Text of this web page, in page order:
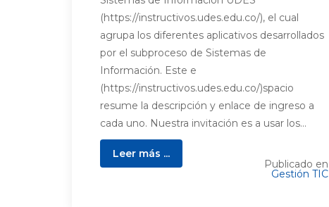
(https://instructivos.udes.edu.co/), el cual
agrupa los diferentes aplicativos desarrollados
por el subproceso de Sistemas de
Información. Este e
(https://instructivos.udes.edu.co/)spacio
resume la descripción y enlace de ingreso a
cada uno. Nuestra invitación es a usar los...
Leer más ...
Publicado en
Gestión TIC